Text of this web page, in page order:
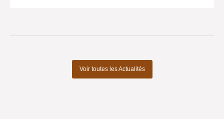
Voir toutes les Actualités